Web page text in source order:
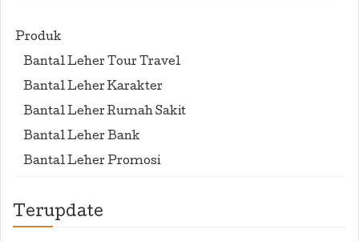
Produk
Bantal Leher Tour Travel
Bantal Leher Karakter
Bantal Leher Rumah Sakit
Bantal Leher Bank
Bantal Leher Promosi
Terupdate